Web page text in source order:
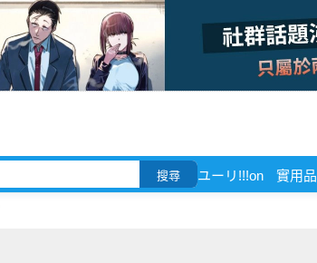
搜尋 ユーリ!!!on 實用品